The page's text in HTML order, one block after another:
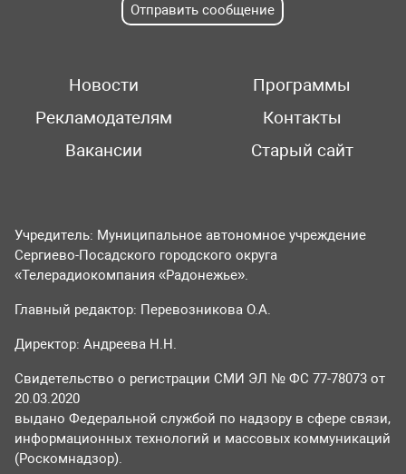
Отправить сообщение
Новости
Программы
Рекламодателям
Контакты
Вакансии
Старый сайт
Учредитель: Муниципальное автономное учреждение
Сергиево-Посадского городского округа
«Телерадиокомпания «Радонежье».
Главный редактор: Перевозникова О.А.
Директор: Андреева Н.Н.
Свидетельство о регистрации СМИ ЭЛ № ФС 77-78073 от
20.03.2020
выдано Федеральной службой по надзору в сфере связи,
информационных технологий и массовых коммуникаций
(Роскомнадзор).